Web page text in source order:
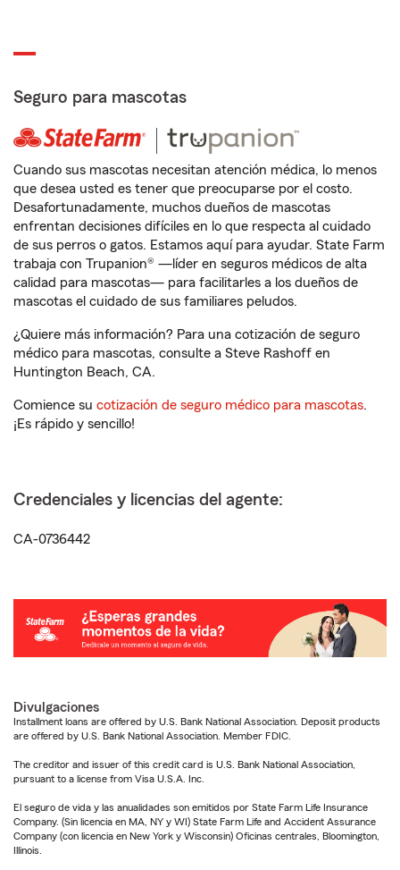
Seguro para mascotas
Cuando sus mascotas necesitan atención médica, lo menos
que desea usted es tener que preocuparse por el costo.
Desafortunadamente, muchos dueños de mascotas
enfrentan decisiones difíciles en lo que respecta al cuidado
de sus perros o gatos. Estamos aquí para ayudar. State Farm
trabaja con Trupanion® —líder en seguros médicos de alta
calidad para mascotas— para facilitarles a los dueños de
mascotas el cuidado de sus familiares peludos.
¿Quiere más información? Para una cotización de seguro
médico para mascotas, consulte a Steve Rashoff en
Huntington Beach, CA.
Comience su cotización de seguro médico para mascotas.
¡Es rápido y sencillo!
Credenciales y licencias del agente:
CA-0736442
Divulgaciones
Installment loans are offered by U.S. Bank National Association. Deposit products
are offered by U.S. Bank National Association. Member FDIC.
The creditor and issuer of this credit card is U.S. Bank National Association,
pursuant to a license from Visa U.S.A. Inc.
El seguro de vida y las anualidades son emitidos por State Farm Life Insurance
Company. (Sin licencia en MA, NY y WI) State Farm Life and Accident Assurance
Company (con licencia en New York y Wisconsin) Oficinas centrales, Bloomington,
Illinois.